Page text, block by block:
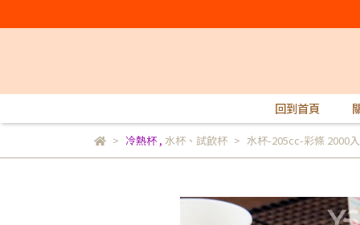
回到首頁
冷熱杯, 水杯、試飲杯 水杯-205cc-彩條 2000